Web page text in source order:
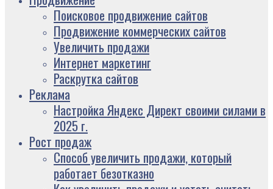
Поисковое продвижение сайтов
Продвижение коммерческих сайтов
Увеличить продажи
Интернет маркетинг
Раскрутка сайтов
Реклама
Настройка Яндекс Директ своими силами в
2025 г.
Рост продаж
Способ увеличить продажи, который
работает безотказно